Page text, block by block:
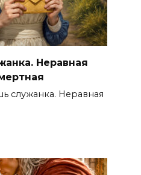
Неравная
служанка. Неравная